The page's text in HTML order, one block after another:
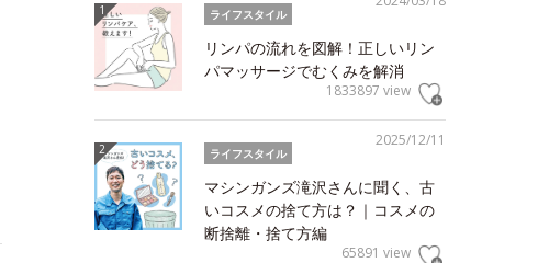
ライフスタイル
リンパの流れを図解！正しいリン
パマッサージでむくみを解消
1833897 view
2025/12/11
ライフスタイル
マシンガンズ滝沢さんに聞く、古
いコスメの捨て方は？｜コスメの
断捨離・捨て方編
65891 view